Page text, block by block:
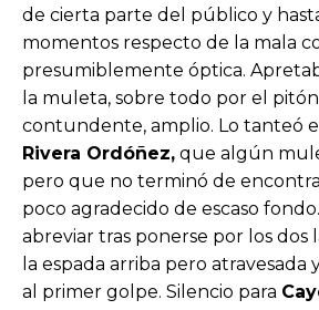
de cierta parte del público y
momentos respecto de la mala
presumiblemente óptica.
la muleta, sobre todo por el
contundente, amplio. Lo tanteó
Rivera Ordóñez, que algún
pero que no terminó de
poco agradecido de escaso
abreviar tras ponerse por los dos
la espada arriba pero atravesada
al primer golpe. Silencio para